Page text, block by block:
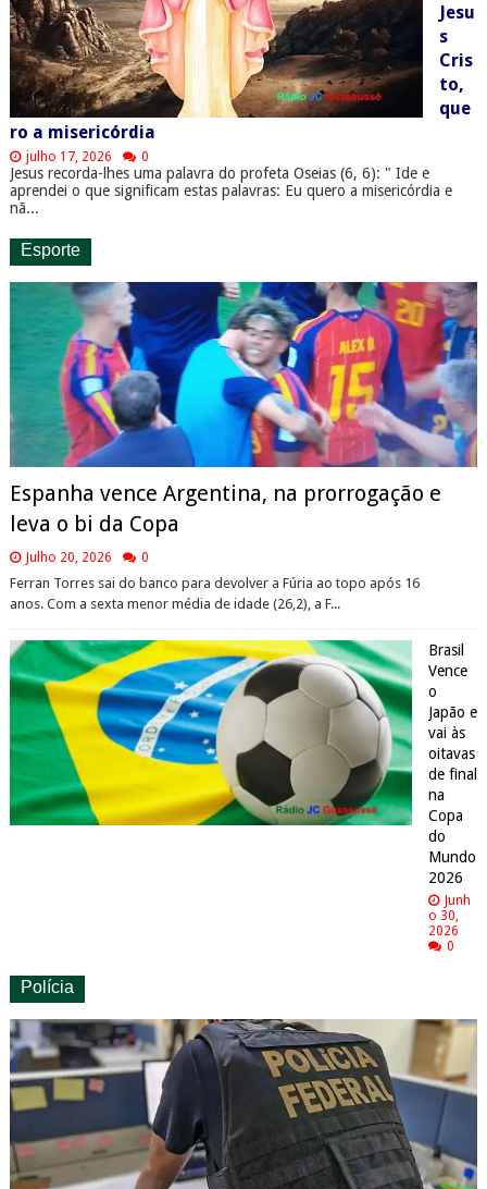
Jesu
s
Cris
to,
que
ro a misericórdia
julho 17, 2026 0
Jesus recorda-lhes uma palavra do profeta Oseias (6, 6): " Ide e
aprendei o que significam estas palavras: Eu quero a misericórdia e
nã...
Esporte
Espanha vence Argentina, na prorrogação e
leva o bi da Copa
Julho 20, 2026 0
Ferran Torres sai do banco para devolver a Fúria ao topo após 16
anos. Com a sexta menor média de idade (26,2), a F...
Brasil
Vence
o
Japão e
vai às
oitavas
de final
na
Copa
do
Mundo
2026
Junh
o 30,
2026
0
Polícia